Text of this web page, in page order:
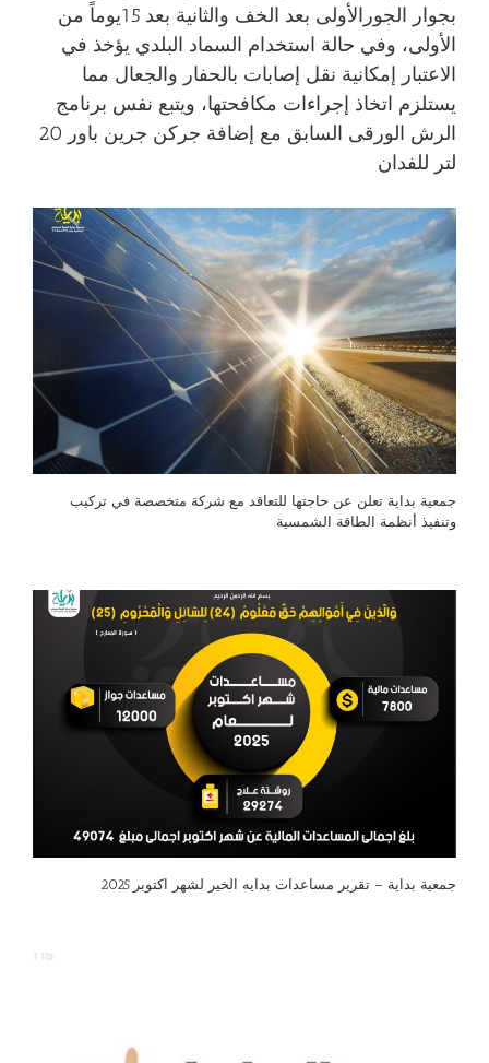
بجوار الجورالأولى بعد الخف والثانية بعد 15يوماً من
الأولى، وفي حالة استخدام السماد البلدي يؤخذ في
الاعتبار إمكانية نقل إصابات بالحفار والجعال مما
يستلزم اتخاذ إجراءات مكافحتها، ويتبع نفس برنامج
الرش الورقى السابق مع إضافة جركن جرين باور 20
لتر للفدان
جمعية بداية تعلن عن حاجتها للتعاقد مع شركة متخصصة في تركيب
وتنفيذ أنظمة الطاقة الشمسية
جمعية بداية – تقرير مساعدات بدايه الخير لشهر اكتوبر 2025